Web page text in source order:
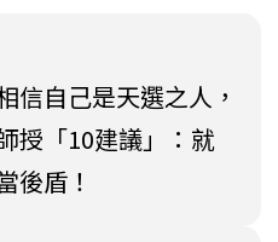
信自己是天選之人，
授「10建議」：就
後盾！